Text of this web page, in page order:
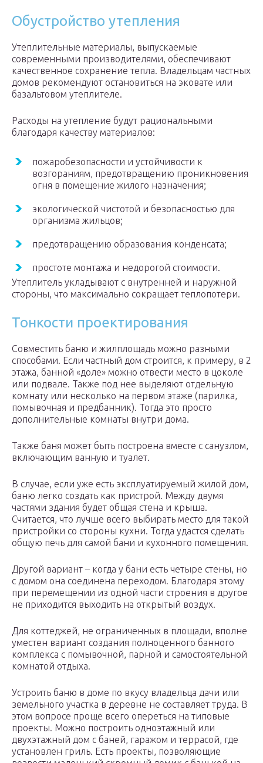
Обустройство утепления
Утеплительные материалы, выпускаемые
современными производителями, обеспечивают
качественное сохранение тепла. Владельцам частных
домов рекомендуют остановиться на эковате или
базальтовом утеплителе.
Расходы на утепление будут рациональными
благодаря качеству материалов:
пожаробезопасности и устойчивости к
возгораниям, предотвращению проникновения
огня в помещение жилого назначения;
экологической чистотой и безопасностью для
организма жильцов;
предотвращению образования конденсата;
простоте монтажа и недорогой стоимости.
Утеплитель укладывают с внутренней и наружной
стороны, что максимально сокращает теплопотери.
Тонкости проектирования
Совместить баню и жилплощадь можно разными
способами. Если частный дом строится, к примеру, в 2
этажа, банной «доле» можно отвести место в цоколе
или подвале. Также под нее выделяют отдельную
комнату или несколько на первом этаже (парилка,
помывочная и предбанник). Тогда это просто
дополнительные комнаты внутри дома.
Также баня может быть построена вместе с санузлом,
включающим ванную и туалет.
В случае, если уже есть эксплуатируемый жилой дом,
баню легко создать как пристрой. Между двумя
частями здания будет общая стена и крыша.
Считается, что лучше всего выбирать место для такой
пристройки со стороны кухни. Тогда удастся сделать
общую печь для самой бани и кухонного помещения.
Другой вариант – когда у бани есть четыре стены, но
с домом она соединена переходом. Благодаря этому
при перемещении из одной части строения в другое
не приходится выходить на открытый воздух.
Для коттеджей, не ограниченных в площади, вполне
уместен вариант создания полноценного банного
комплекса с помывочной, парной и самостоятельной
комнатой отдыха.
Устроить баню в доме по вкусу владельца дачи или
земельного участка в деревне не составляет труда. В
этом вопросе проще всего опереться на типовые
проекты. Можно построить одноэтажный или
двухэтажный дом с баней, гаражом и террасой, где
установлен гриль. Есть проекты, позволяющие